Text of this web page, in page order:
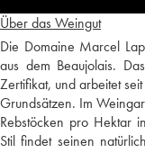
Über das Weingut
Die Domaine Marcel
aus dem Beaujolais.
Zertifikat, und arbeitet
Grundsätzen. Im
Rebstöcken pro Hektar
Stil findet seinen